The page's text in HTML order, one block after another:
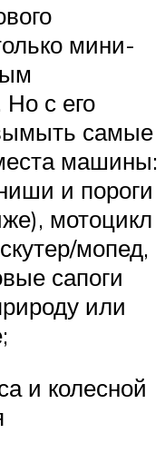
мини-
с его
самые
машины:
и пороги
мотоцикл
мопед,
сапоги
или
и колесной